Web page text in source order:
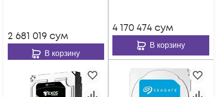
2 681 019 сум
В корзину
4 170 474 сум
В корзину